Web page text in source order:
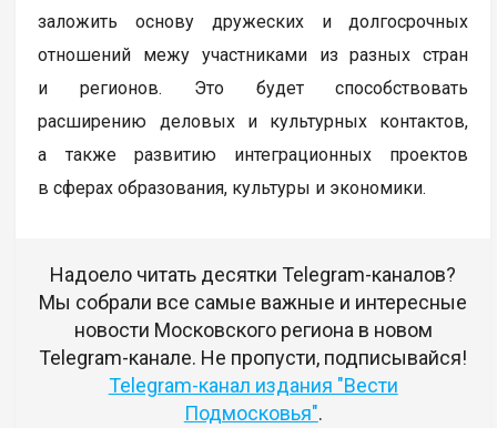
заложить основу дружеских и долгосрочных
отношений межу участниками из разных стран
и регионов. Это будет способствовать
расширению деловых и культурных контактов,
а также развитию интеграционных проектов
в сферах образования, культуры и экономики.
Надоело читать десятки Telegram-каналов?
Мы собрали все самые важные и интересные
новости Московского региона в новом
Telegram-канале. Не пропусти, подписывайся!
Telegram-канал издания "Вести
Подмосковья".